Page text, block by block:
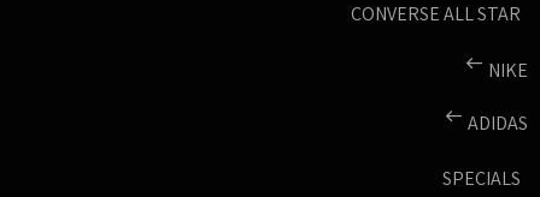
CONVERSE ALL STAR
NIKE
ADIDAS
SPECIALS